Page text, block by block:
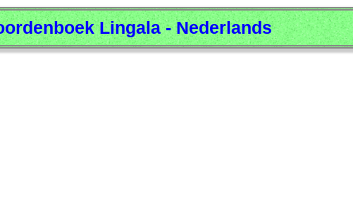
Lingala - Nederlands